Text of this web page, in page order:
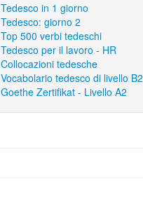
Tedesco in 1 giorno
Tedesco: giorno 2
Top 500 verbi tedeschi
Tedesco per il lavoro - HR
Collocazioni tedesche
Vocabolario tedesco di livello B2
Goethe Zertifikat - Livello A2